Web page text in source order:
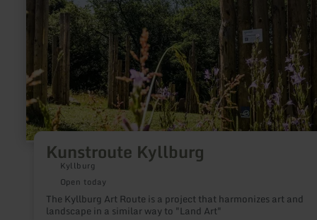
Kunstroute Kyllburg
Kyllburg
Open today
The Kyllburg Art Route is a project that harmonizes art and
landscape in a similar way to "Land Art"